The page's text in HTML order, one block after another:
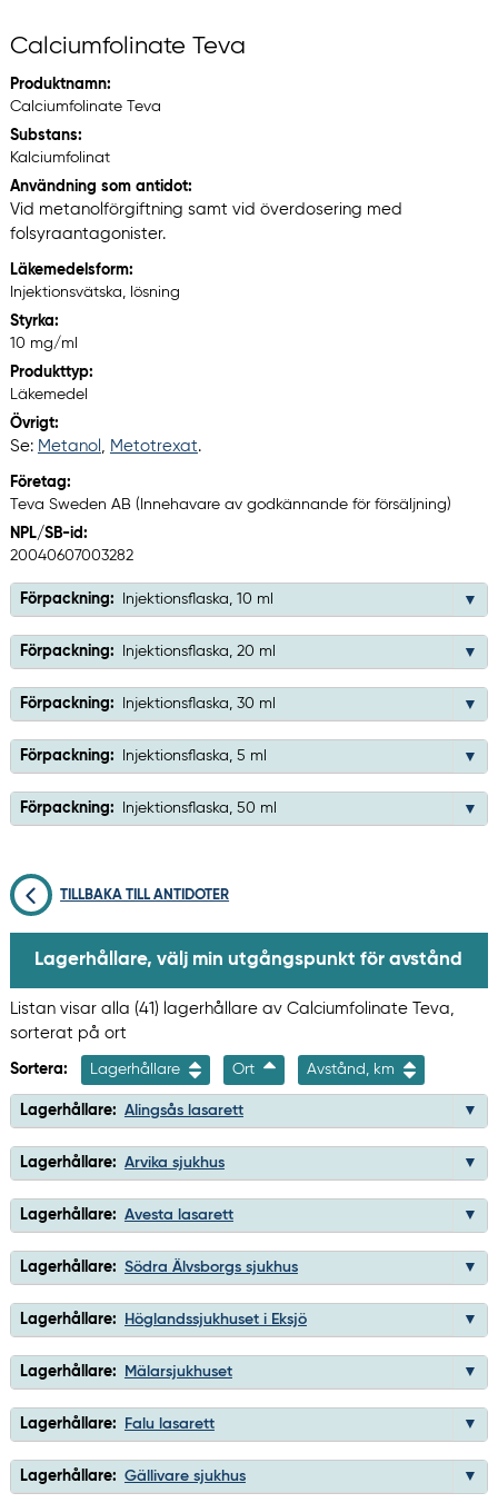
Calciumfolinate Teva
Produktnamn:
Calciumfolinate Teva
Substans:
Kalciumfolinat
Användning som antidot:
Vid metanolförgiftning samt vid överdosering med
folsyraantagonister.
Läkemedelsform:
Injektionsvätska, lösning
Styrka:
10 mg/ml
Produkttyp:
Läkemedel
Övrigt:
Se: Metanol , Metotrexat.
Företag:
Teva Sweden AB (Innehavare av godkännande för försäljning)
NPL/SB-id:
20040607003282
Förpackning: Injektionsflaska, 10 ml
Förpackning: Injektionsflaska, 20 ml
Förpackning: Injektionsflaska, 30 ml
Förpackning: Injektionsflaska, 5 ml
Förpackning: Injektionsflaska, 50 ml
TILLBAKA TILL ANTIDOTER
Lagerhållare, välj min utgångspunkt för avstånd
Listan visar alla (41) lagerhållare av Calciumfolinate Teva,
sorterat på ort
Sortera: Lagerhållare Ort Avstånd, km
Lagerhållare: Alingsås lasarett
Lagerhållare: Arvika sjukhus
Lagerhållare: Avesta lasarett
Lagerhållare: Södra Älvsborgs sjukhus
Lagerhållare: Höglandssjukhuset i Eksjö
Lagerhållare: Mälarsjukhuset
Lagerhållare: Falu lasarett
Lagerhållare: Gällivare sjukhus